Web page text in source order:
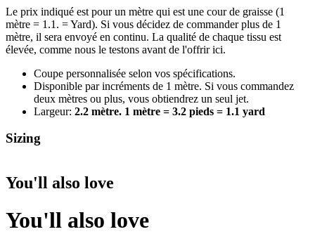
Le prix indiqué est pour un mètre qui est une cour de graisse (1
mètre = 1.1. = Yard). Si vous décidez de commander plus de 1
mètre, il sera envoyé en continu. La qualité de chaque tissu est
élevée, comme nous le testons avant de l'offrir ici.
Coupe personnalisée selon vos spécifications.
Disponible par incréments de 1 mètre. Si vous commandez
deux mètres ou plus, vous obtiendrez un seul jet.
Largeur: 2.2 mètre. 1 mètre = 3.2 pieds = 1.1 yard
Sizing
You'll also love
You'll also love